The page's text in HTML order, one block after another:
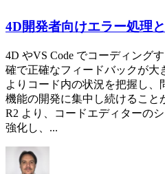
4D開発者向けエラー処理
4D やVS Code でコーディング
確で正確なフィードバックが大
よりコード内の状況を把握し、
機能の開発に集中し続けること
R2 より、コードエディターの
強化し、...